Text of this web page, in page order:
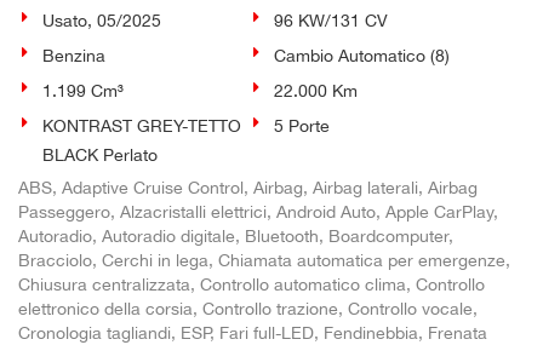
Usato, 05/2025
96 KW/131 CV
Benzina
Cambio Automatico (8)
1.199 Cm³
22.000 Km
KONTRAST GREY-TETTO
BLACK Perlato
5 Porte
ABS, Adaptive Cruise Control, Airbag, Airbag laterali, Airbag
Passeggero, Alzacristalli elettrici, Android Auto, Apple CarPlay,
Autoradio, Autoradio digitale, Bluetooth, Boardcomputer,
Bracciolo, Cerchi in lega, Chiamata automatica per emergenze,
Chiusura centralizzata, Controllo automatico clima, Controllo
elettronico della corsia, Controllo trazione, Controllo vocale,
Cronologia tagliandi, ESP, Fari full-LED, Fendinebbia, Frenata